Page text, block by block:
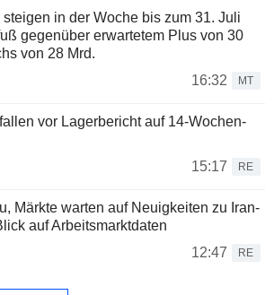
in der Woche bis zum 31. Juli
gegenüber erwartetem Plus von 30
von 28 Mrd.
16:32
MT
vor Lagerbericht auf 14-Wochen-
15:17
RE
Märkte warten auf Neuigkeiten zu Iran-
auf Arbeitsmarktdaten
12:47
RE